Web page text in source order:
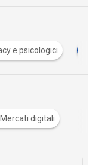
T TikTok
Mercati digitali